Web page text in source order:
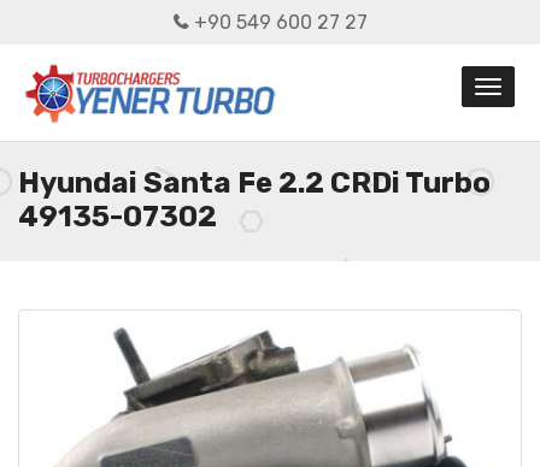
+90 549 600 27 27
Hyundai Santa Fe 2.2 CRDi Turbo
49135-07302